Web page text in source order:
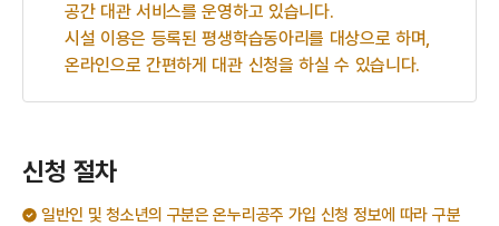
공간 대관 서비스를 운영하고 있습니다.
시설 이용은 등록된 평생학습동아리를 대상으로 하며,
온라인으로 간편하게 대관 신청을 하실 수 있습니다.
신청 절차
일반인 및 청소년의 구분은 온누리공주 가입 신청 정보에 따라 구분